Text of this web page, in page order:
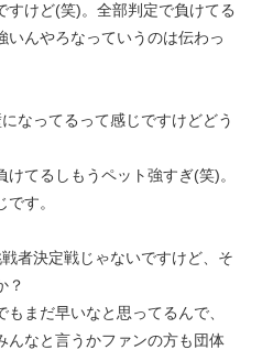
すけど(笑)。全部判定で負けてる
いんやろなっていうのは伝わっ
なってるって感じですけどどう
てるしもうペット強すぎ(笑)。
す。
者決定戦じゃないですけど、そ
？
まだ早いなと思ってるんで、
んなと言うかファンの方も団体